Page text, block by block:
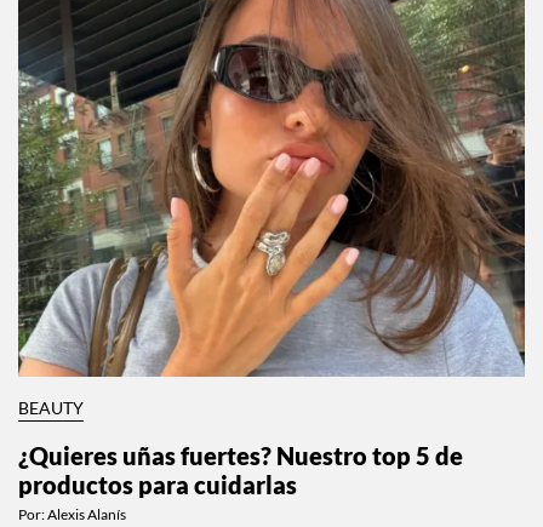
BEAUTY
¿Quieres uñas fuertes? Nuestro top 5 de
productos para cuidarlas
Por:Alexis Alanís